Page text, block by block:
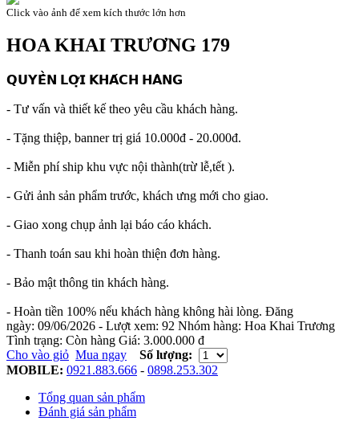
Click vào ảnh để xem kích thước lớn hơn
HOA KHAI TRƯƠNG 179
𝗤𝗨𝗬𝗘̂̀𝗡 𝗟𝗢̛̣𝗜 𝗞𝗛𝗔́𝗖𝗛 𝗛𝗔̀𝗡𝗚
- Tư vấn và thiết kế theo yêu cầu khách hàng.
- Tặng thiệp, banner trị giá 10.000đ - 20.000đ.
- Miễn phí ship khu vực nội thành(trừ lễ,tết ).
- Gửi ảnh sản phẩm trước, khách ưng mới cho giao.
- Giao xong chụp ảnh lại báo cáo khách.
- Thanh toán sau khi hoàn thiện đơn hàng.
- Bảo mật thông tin khách hàng.
- Hoàn tiền 100% nếu khách hàng không hài lòng. Đăng
ngày: 09/06/2026 - Lượt xem: 92 Nhóm hàng: Hoa Khai Trương
Tình trạng: Còn hàng Giá: 3.000.000 đ
Cho vào giỏ Mua ngay
Số lượng:
MOBILE: 0921.883.666 - 0898.253.302
Tổng quan sản phẩm
Đánh giá sản phẩm